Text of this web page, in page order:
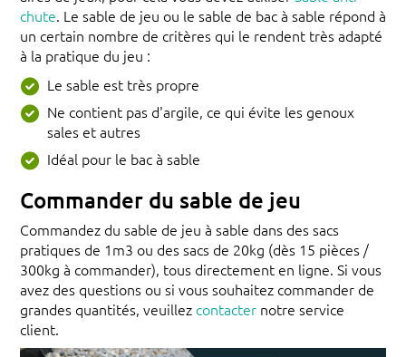
chute. Le sable de jeu ou le sable de bac à sable répond à
un certain nombre de critères qui le rendent très adapté
à la pratique du jeu :
Le sable est très propre
Ne contient pas d'argile, ce qui évite les genoux
sales et autres
Idéal pour le bac à sable
Commander du sable de jeu
Commandez du sable de jeu à sable dans des sacs
pratiques de 1m3 ou des sacs de 20kg (dès 15 pièces /
300kg à commander), tous directement en ligne. Si vous
avez des questions ou si vous souhaitez commander de
grandes quantités, veuillez contacter notre service
client.